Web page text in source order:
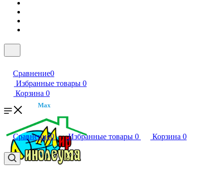
Сравнение0
Избранные товары 0
Корзина 0
Max
Сравнение0 Избранные товары 0 Корзина 0